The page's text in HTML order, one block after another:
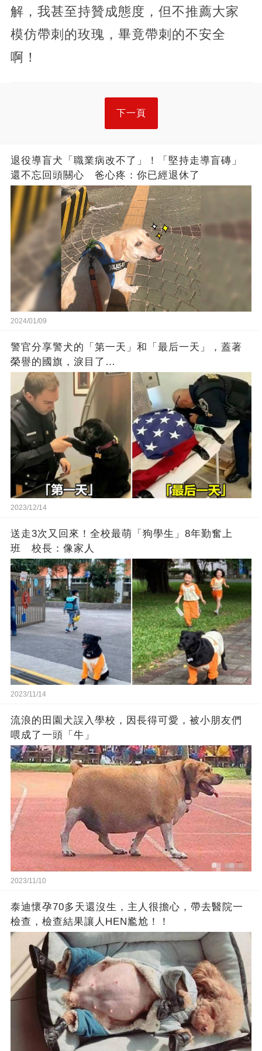
解，我甚至持贊成態度，但不推薦大家
模仿帶刺的玫瑰，畢竟帶刺的不安全
啊！
下一頁
退役導盲犬「職業病改不了」！「堅持走導盲磚」
還不忘回頭關心 爸心疼：你已經退休了
2024/01/09
警官分享警犬的「第一天」和「最后一天」，蓋著
榮譽的國旗，淚目了…
2023/12/14
送走3次又回來！全校最萌「狗學生」8年勤奮上
班 校長：像家人
2023/11/14
流浪的田園犬誤入學校，因長得可愛，被小朋友們
喂成了一頭「牛」
2023/11/10
泰迪懷孕70多天還沒生，主人很擔心，帶去醫院一
檢查，檢查結果讓人HEN尷尬！！